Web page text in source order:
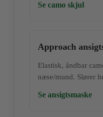
Se camo skjul
Approach
Elastisk, åndbar
næse/mund. Slører
Se ansigtsmaske